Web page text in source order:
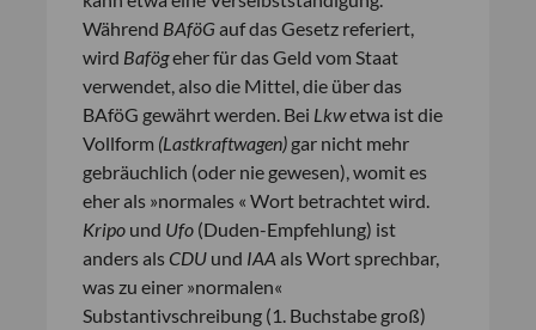
Während BAföGauf das Gesetz referiert,
wird Bafögeher für das Geld vom Staat
verwendet, also die Mittel, die über das
BAföG gewährt werden. Bei Lkwetwa ist die
Vollform (Lastkraftwagen) gar nicht mehr
gebräuchlich (oder nie gewesen), womit es
eher als »normales « Wort betrachtet wird.
Kripo und Ufo (Duden-Empfehlung) ist
anders alsCDU und IAA als Wort sprechbar,
was zu einer »normalen«
Substantivschreibung (1. Buchstabe groß)